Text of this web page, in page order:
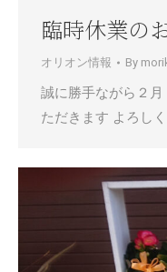
臨時休業の
オリオン情報 By
誠に勝手ながら２
ただきます よろし